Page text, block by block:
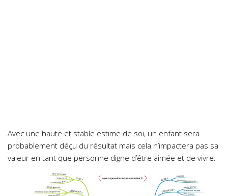
Avec une haute et stable estime de soi, un enfant sera
probablement déçu du résultat mais cela n’impactera pas sa
valeur en tant que personne digne d’être aimée et de vivre.